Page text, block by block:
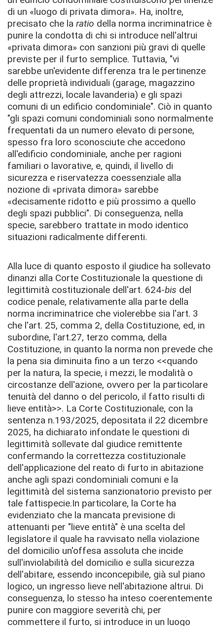
di un «luogo di privata dimora». Ha, inoltre,
precisato che la ratio della norma incriminatrice è
punire la condotta di chi si introduce nell'altrui
«privata dimora» con sanzioni più gravi di quelle
previste per il furto semplice. Tuttavia, "vi
sarebbe un'evidente differenza tra le pertinenze
delle proprietà individuali (garage, magazzino
degli attrezzi, locale lavanderia) e gli spazi
comuni di un edificio condominiale". Ciò in quanto
"gli spazi comuni condominiali sono normalmente
frequentati da un numero elevato di persone,
spesso fra loro sconosciute che accedono
all'edificio condominiale, anche per ragioni
familiari o lavorative, e, quindi, il livello di
sicurezza e riservatezza coessenziale alla
nozione di «privata dimora» sarebbe
«decisamente ridotto e più prossimo a quello
degli spazi pubblici". Di conseguenza, nella
specie, sarebbero trattate in modo identico
situazioni radicalmente differenti.
Alla luce di quanto esposto il giudice ha sollevato
dinanzi alla Corte Costituzionale la questione di
legittimità costituzionale dell'art. 624-bis del
codice penale, relativamente alla parte della
norma incriminatrice che violerebbe sia l'art. 3
che l'art. 25, comma 2, della Costituzione, ed, in
subordine, l'art.27, terzo comma, della
Costituzione, in quanto la norma non prevede che
la pena sia diminuita fino a un terzo <<quando
per la natura, la specie, i mezzi, le modalità o
circostanze dell'azione, ovvero per la particolare
tenuità del danno o del pericolo, il fatto risulti di
lieve entità>>. La Corte Costituzionale, con la
sentenza n.193/2025, depositata il 22 dicembre
2025, ha dichiarato infondate le questioni di
legittimità sollevate dal giudice remittente
confermando la correttezza costituzionale
dell'applicazione del reato di furto in abitazione
anche agli spazi condominiali comuni e la
legittimità del sistema sanzionatorio previsto per
tale fattispecie.In particolare, la Corte ha
evidenziato che la mancata previsione di
attenuanti per "lieve entità" è una scelta del
legislatore il quale ha ravvisato nella violazione
del domicilio un'offesa assoluta che incide
sull'inviolabilità del domicilio e sulla sicurezza
dell'abitare, essendo inconcepibile, già sul piano
logico, un ingresso lieve nell'abitazione altrui. Di
conseguenza, lo stesso ha inteso coerentemente
punire con maggiore severità chi, per
commettere il furto, si introduce in un luogo